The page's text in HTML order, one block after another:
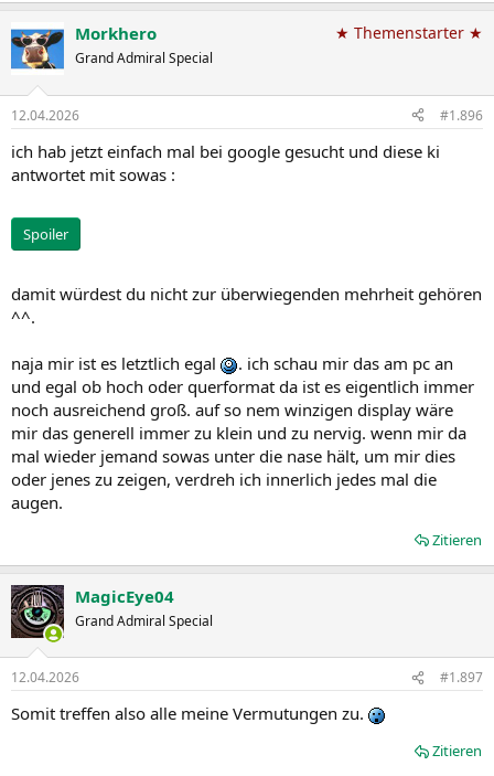
Morkhero
Grand Admiral Special
★ Themenstarter ★
12.04.2026 #1.896
ich hab jetzt einfach mal bei google gesucht und diese ki
antwortet mit sowas :
Spoiler
damit würdest du nicht zur überwiegenden mehrheit gehören
^^.
naja mir ist es letztlich egal
. ich schau mir das am pc an
und egal ob hoch oder querformat da ist es eigentlich immer
noch ausreichend groß. auf so nem winzigen display wäre
mir das generell immer zu klein und zu nervig. wenn mir da
mal wieder jemand sowas unter die nase hält, um mir dies
oder jenes zu zeigen, verdreh ich innerlich jedes mal die
augen.
Zitieren
MagicEye04
Grand Admiral Special
12.04.2026 #1.897
Somit treffen also alle meine Vermutungen zu.
Zitieren